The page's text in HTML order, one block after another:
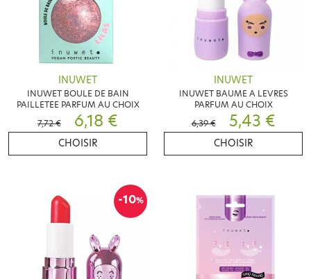
INUWET
INUWET BOULE DE BAIN
PAILLETEE PARFUM AU CHOIX
7,72 €
6,18 €
CHOISIR
INUWET
INUWET BAUME A LEVRES
PARFUM AU CHOIX
6,39 €
5,43 €
CHOISIR
-10%